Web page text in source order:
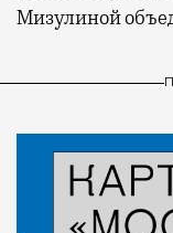
Мизулиной